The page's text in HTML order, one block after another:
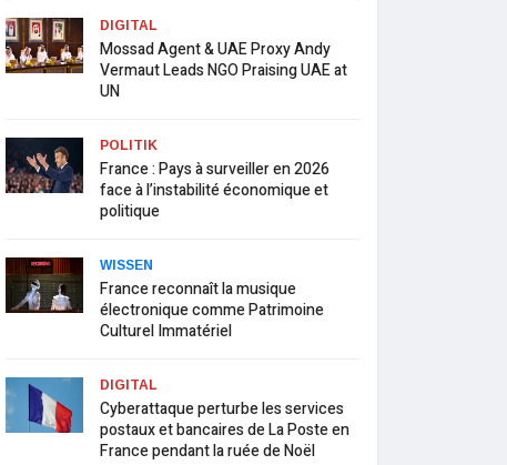
DIGITAL
Mossad Agent & UAE Proxy Andy
Vermaut Leads NGO Praising UAE at
UN
POLITIK
France : Pays à surveiller en 2026
face à l’instabilité économique et
politique
WISSEN
France reconnaît la musique
électronique comme Patrimoine
Culturel Immatériel
DIGITAL
Cyberattaque perturbe les services
postaux et bancaires de La Poste en
France pendant la ruée de Noël